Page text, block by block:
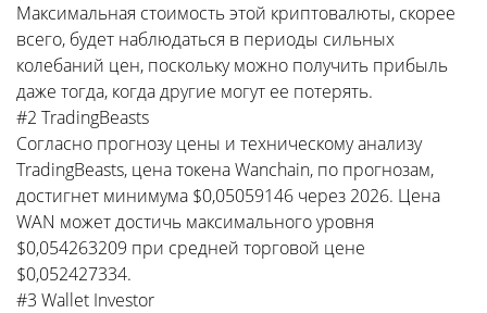
Максимальная стоимость этой криптовалюты, скорее
всего, будет наблюдаться в периоды сильных
колебаний цен, поскольку можно получить прибыль
даже тогда, когда другие могут ее потерять.
#2 TradingBeasts
Согласно прогнозу цены и техническому анализу
TradingBeasts, цена токена Wanchain, по прогнозам,
достигнет минимума $0,05059146 через 2026. Цена
WAN может достичь максимального уровня
$0,054263209 при средней торговой цене
$0,052427334.
#3 Wallet Investor